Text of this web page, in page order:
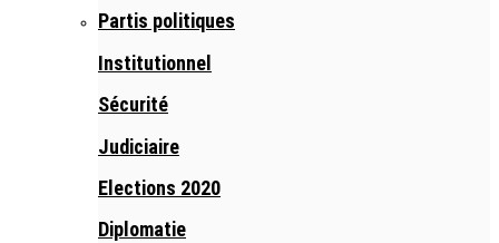
Partis politiques
Institutionnel
Sécurité
Judiciaire
Elections 2020
Diplomatie